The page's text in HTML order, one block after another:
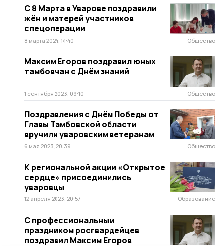
С 8 Марта в Уварове поздравили
жён и матерей участников
спецоперации
8 марта 2024, 14:40 Общество
Максим Егоров поздравил юных
тамбовчан с Днём знаний
1 сентября 2023, 09:10 Общество
Поздравления с Днём Победы от
Главы Тамбовской области
вручили уваровским ветеранам
6 мая 2023, 20:39 Общество
К региональной акции «Открытое
сердце» присоединились
уваровцы
12 апреля 2023, 20:57 Образование
С профессиональным
праздником росгвардейцев
поздравил Максим Егоров